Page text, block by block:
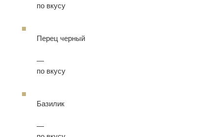
по вкусу
Перец черный
—
по вкусу
Базилик
—